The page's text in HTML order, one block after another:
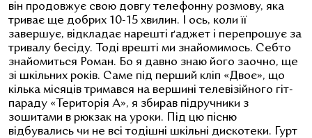
він продовжує свою довгу телефонну розмову, яка
триває ще добрих 10-15 хвилин. І ось, коли її
завершує, відкладає нарешті ґаджет і перепрошує за
тривалу бесіду. Тоді врешті ми знайомимось. Себто
знайомиться Роман. Бо я давно знаю його заочно, ще
зі шкільних років. Саме під перший кліп «Двоє», що
кілька місяців тримався на вершині телевізійного гіт-
параду «Територія А», я збирав підручники з
зошитами в рюкзак на уроки. Під цю пісню
відбувались чи не всі тодішні шкільні дискотеки. Гурт